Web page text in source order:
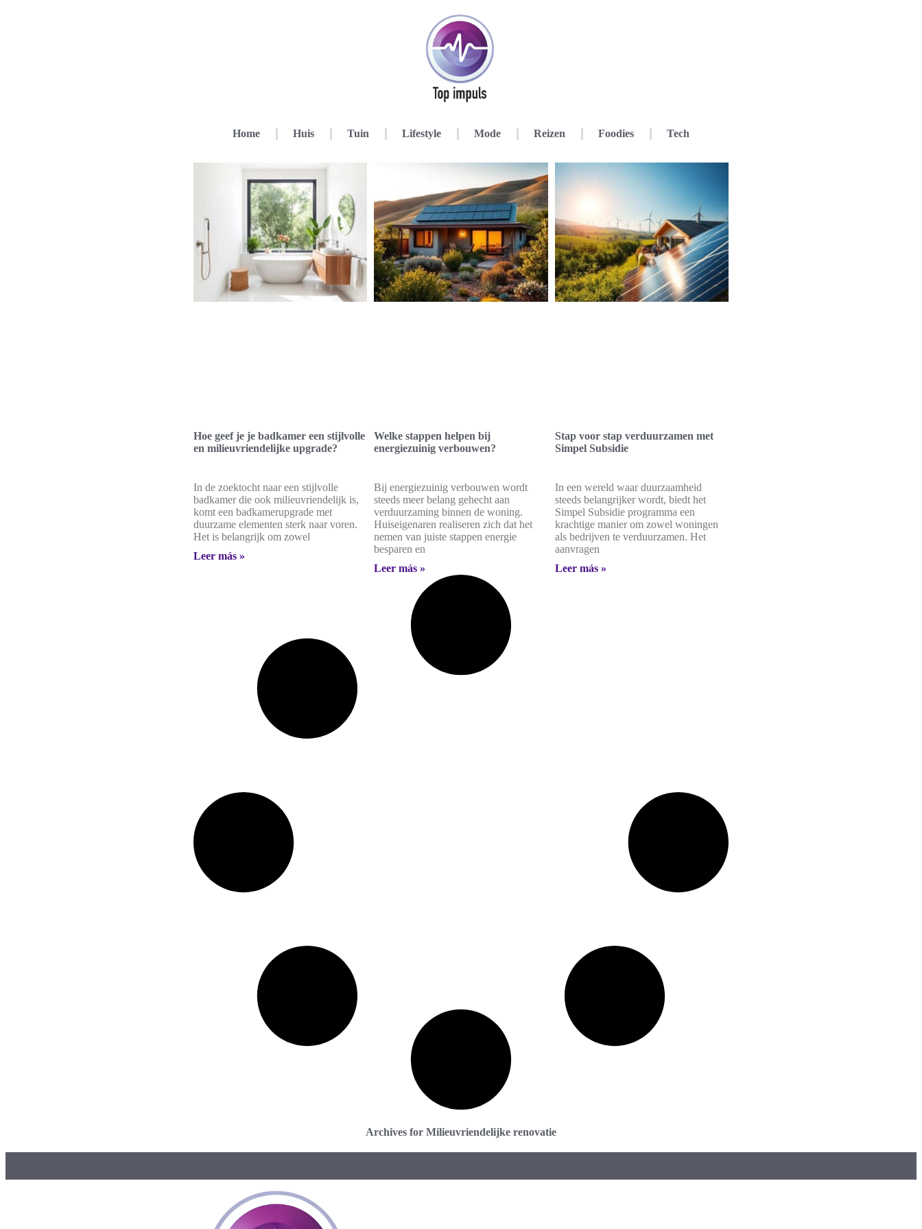
Home Huis Tuin Lifestyle Mode Reizen Foodies Tech
Hoe geef je je badkamer een stijlvolle
en milieuvriendelijke upgrade?
In de zoektocht naar een stijlvolle
badkamer die ook milieuvriendelijk is,
komt een badkamerupgrade met
duurzame elementen sterk naar voren.
Het is belangrijk om zowel
Leer más »
Welke stappen helpen bij
energiezuinig verbouwen?
Bij energiezuinig verbouwen wordt
steeds meer belang gehecht aan
verduurzaming binnen de woning.
Huiseigenaren realiseren zich dat het
nemen van juiste stappen energie
besparen en
Leer más »
Stap voor stap verduurzamen met
Simpel Subsidie
In een wereld waar duurzaamheid
steeds belangrijker wordt, biedt het
Simpel Subsidie programma een
krachtige manier om zowel woningen
als bedrijven te verduurzamen. Het
aanvragen
Leer más »
Archives for Milieuvriendelijke renovatie